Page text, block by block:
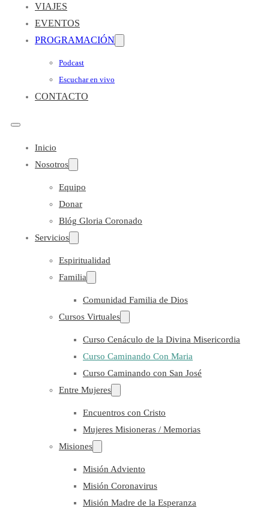
VIAJES
EVENTOS
PROGRAMACIÓN
Podcast
Escuchar en vivo
CONTACTO
Inicio
Nosotros
Equipo
Donar
Blóg Gloria Coronado
Servicios
Espiritualidad
Familia
Comunidad Familia de Dios
Cursos Virtuales
Curso Cenáculo de la Divina Misericordia
Curso Caminando Con Maria
Curso Caminando con San José
Entre Mujeres
Encuentros con Cristo
Mujeres Misioneras / Memorias
Misiones
Misión Adviento
Misión Coronavirus
Misión Madre de la Esperanza